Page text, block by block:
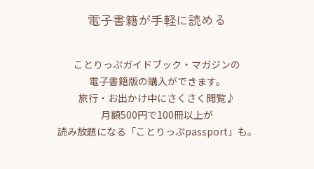
電子書籍が手軽に読める
ことりっぷガイドブック・マガジンの
電子書籍版の購入ができます。
旅行・お出かけ中にさくさく閲覧♪
月額500円で100冊以上が
読み放題になる「ことりっぷpassport」も。